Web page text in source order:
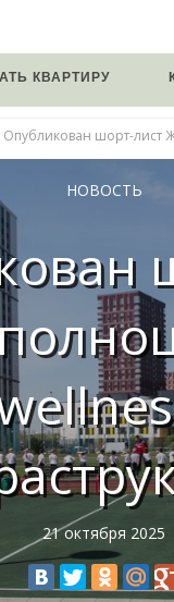
КВАРТИРУ
Опубликован шорт-лист
НОВОСТЬ
21 октября 2025